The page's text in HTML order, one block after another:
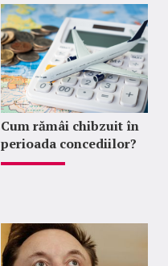
Cum rămâi chibzuit în
perioada concediilor?